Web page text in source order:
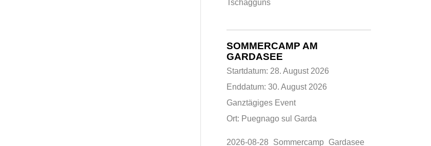
Tschagguns
SOMMERCAMP AM
GARDASEE
Startdatum: 28. August 2026
Enddatum: 30. August 2026
Ganztägiges Event
Ort: Puegnago sul Garda
2026-08-28_Sommercamp_Gardasee